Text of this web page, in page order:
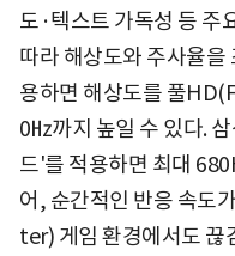
도·텍스트 가독성 등 주
따라 해상도와 주사율을
용하면 해상도를 풀
0㎐까지 높일 수 있다.
드'를 적용하면 최대
어, 순간적인 반응 속도
ter) 게임 환경에서도 끊